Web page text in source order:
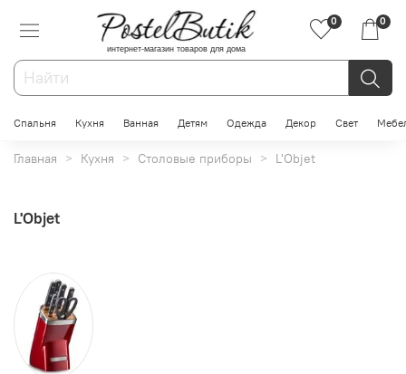
интернет-магазин товаров для дома
0 0
Спальня Кухня Ванная Детям Одежда Декор Свет
Главная Кухня Столовые приборы L'Objet
L'Objet